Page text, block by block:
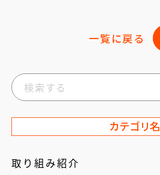
一覧に戻る
カテゴリ名
取り組み紹介